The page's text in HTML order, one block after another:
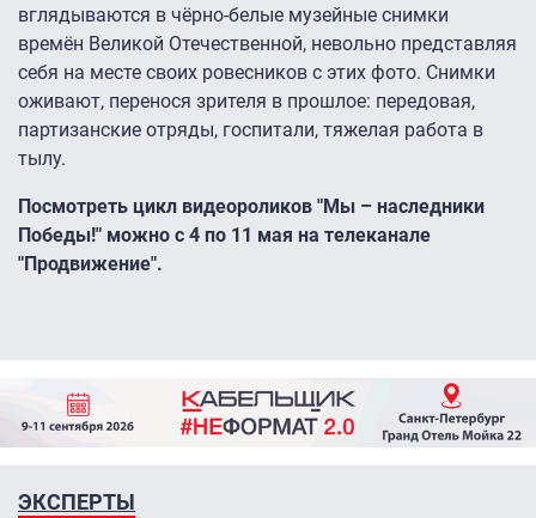
вглядываются в чёрно-белые музейные снимки
времён Великой Отечественной, невольно представляя
себя на месте своих ровесников с этих фото. Снимки
оживают, перенося зрителя в прошлое: передовая,
партизанские отряды, госпитали, тяжелая работа в
тылу.
Посмотреть цикл видеороликов "Мы – наследники
Победы!" можно с 4 по 11 мая на телеканале
"Продвижение".
ЭКСПЕРТЫ